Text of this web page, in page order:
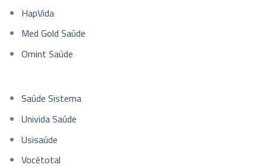
HapVida
Med Gold Saúde
Omint Saúde
Saúde Sistema
Univida Saúde
Usisaúde
Vocêtotal